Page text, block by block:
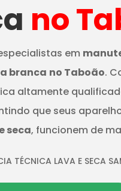
no
em
branca no Taboão.
altamente
que seus
seca, funcionem de
TÉCNICA LAVA E SECA